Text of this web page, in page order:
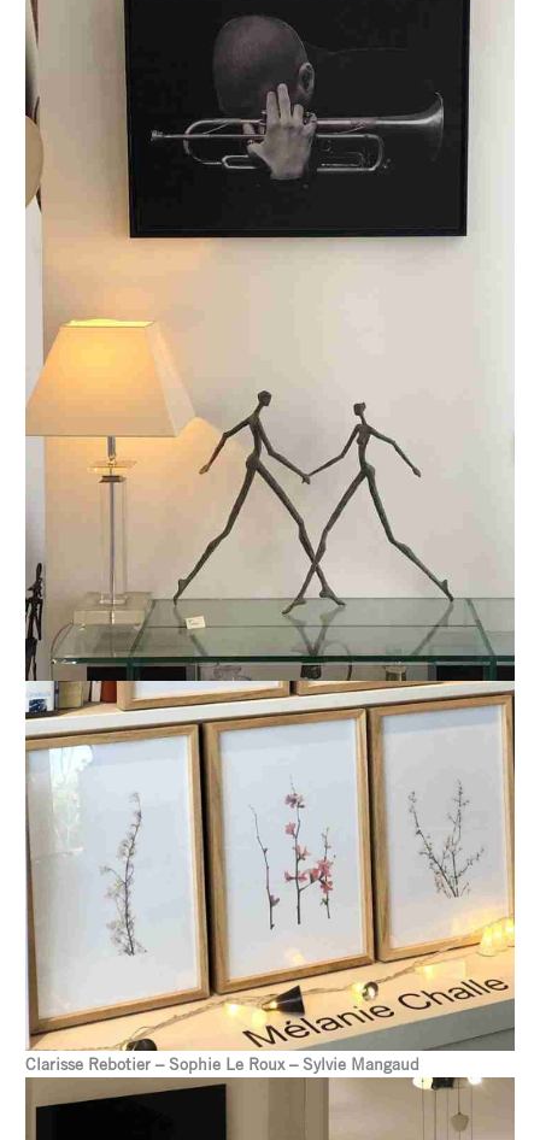
Clarisse Rebotier – Sophie Le Roux – Sylvie Mangaud